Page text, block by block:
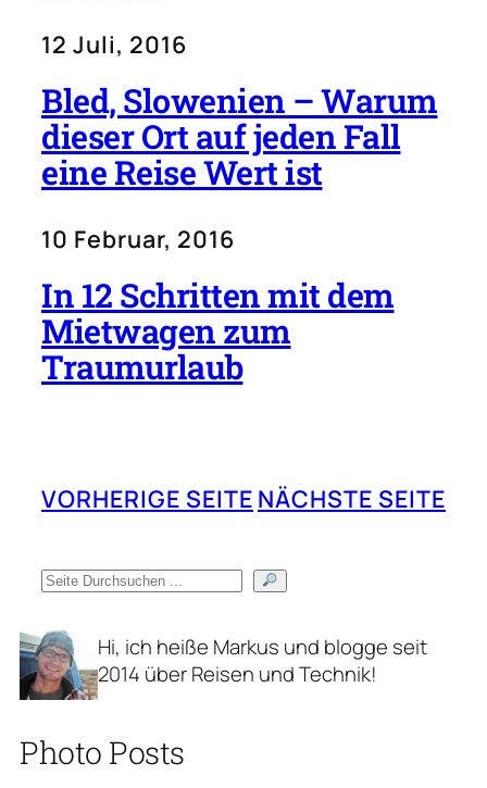
12 Juli, 2016
Bled, Slowenien – Warum
dieser Ort auf jeden Fall
eine Reise Wert ist
10 Februar, 2016
In 12 Schritten mit dem
Mietwagen zum
Traumurlaub
VORHERIGE SEITE NÄCHSTE SEITE
S
c
h
e
Hi, ich heiße Markus und blogge seit
2014 über Reisen und Technik!
Photo Posts